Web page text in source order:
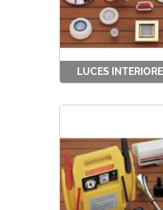
LUCES